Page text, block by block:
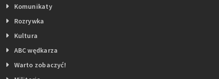
Komunikaty
Rozrywka
Kultura
ABC wędkarza
Warto zobaczyć!